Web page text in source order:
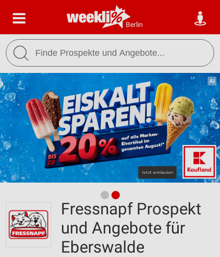
Berlin
Fressnapf Prospekt
und Angebote für
Eberswalde